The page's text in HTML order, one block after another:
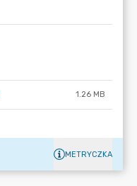
1.26 MB
METRYCZKA